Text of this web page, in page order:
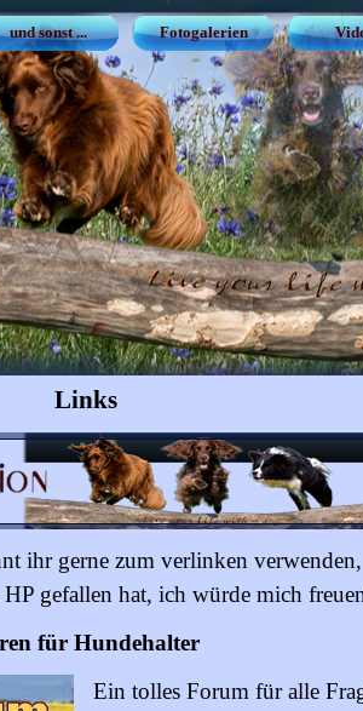
und sonst ... Fotogalerien
Links
ihr gerne zum verlinken verwenden,
hat, ich würde mich
für Hundehalter
Ein tolles Forum für alle